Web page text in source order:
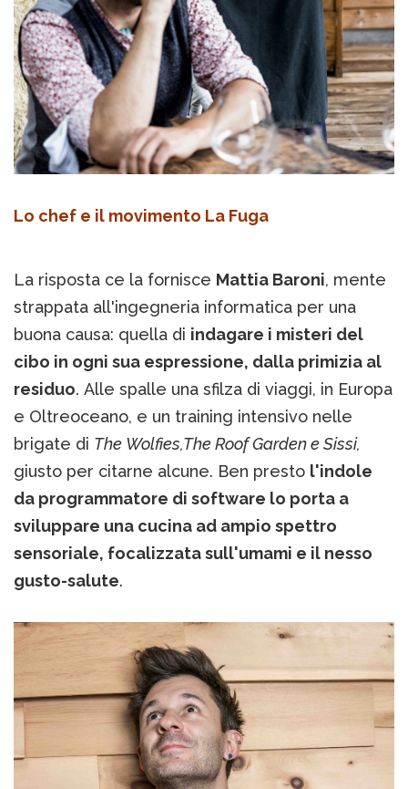
Lo chef e il movimento La Fuga
La risposta ce la fornisce Mattia Baroni, mente
strappata all'ingegneria informatica per una
buona causa: quella di indagare i misteri del
cibo in ogni sua espressione, dalla primizia al
residuo. Alle spalle una sfilza di viaggi, in Europa
e Oltreoceano, e un training intensivo nelle
brigate di The Wolfies,The Roof Garden e Sissi,
giusto per citarne alcune. Ben presto l'indole
da programmatore di software lo porta a
sviluppare una cucina ad ampio spettro
sensoriale, focalizzata sull'umami e il nesso
gusto-salute.